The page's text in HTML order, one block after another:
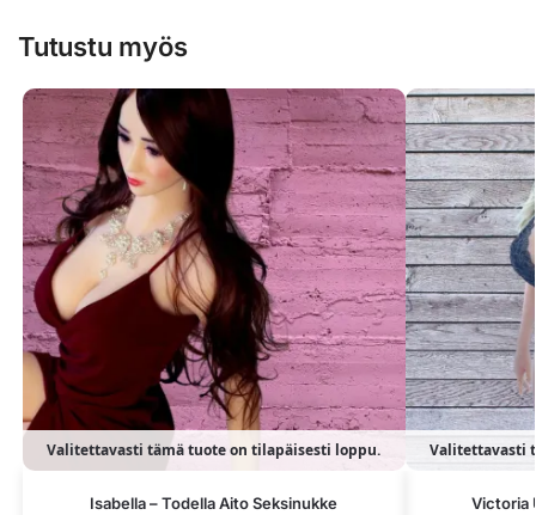
Tutustu myös
Valitettavasti tämä tuote on tilapäisesti loppu.
Isabella – Todella Aito Seksinukke
Valitettavasti
Victoria